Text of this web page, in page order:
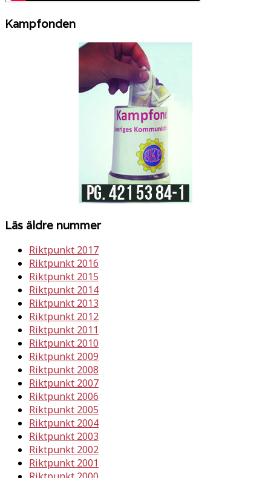
Kampfonden
Läs äldre nummer
Riktpunkt 2017
Riktpunkt 2016
Riktpunkt 2015
Riktpunkt 2014
Riktpunkt 2013
Riktpunkt 2012
Riktpunkt 2011
Riktpunkt 2010
Riktpunkt 2009
Riktpunkt 2008
Riktpunkt 2007
Riktpunkt 2006
Riktpunkt 2005
Riktpunkt 2004
Riktpunkt 2003
Riktpunkt 2002
Riktpunkt 2001